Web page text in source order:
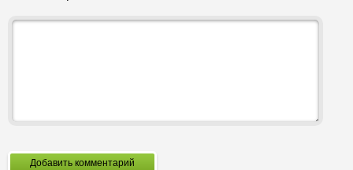
Добавить комментарий